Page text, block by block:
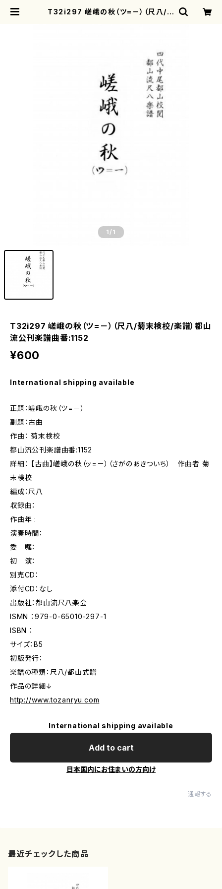
T32i297 嵯峨の秋（ツ=－）（尺八/菊
1/1
T32i297 嵯峨の秋（ツ=－）（尺八/菊末検校/楽譜）都山
流公刊楽譜曲番:1152
¥600
International shipping available
正題：嵯峨の秋（ツ=－）
副題：古曲
作曲： 菊末検校
都山流公刊楽譜曲番:1152
詳細： 【古曲】嵯峨の秋（ッ=－）（さがのあきついち） 作曲者 菊
末検校
編成：尺八
収録曲：
作曲年 :
演奏時間：
委 嘱：
初 演：
別売CD：
添付CD：なし
出版社：都山流尺八楽会
ISMN ：979-0-65010-297-1
ISBN ：
サイズ：B5
初版発行：
楽譜の種類：尺八/都山式譜
作品の詳細↓
http://www.tozanryu.com
International shipping available
Add to cart
日本国内にお住まいの方向け
通報する
最近チェックした商品